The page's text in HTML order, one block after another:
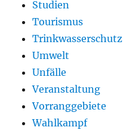
Studien
Tourismus
Trinkwasserschutz
Umwelt
Unfälle
Veranstaltung
Vorranggebiete
Wahlkampf